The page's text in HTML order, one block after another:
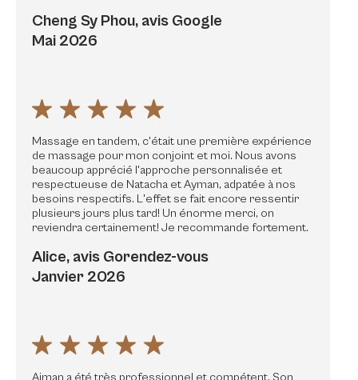
Cheng Sy Phou, avis Google
Mai 2026
Massage en tandem, c'était une première expérience
de massage pour mon conjoint et moi. Nous avons
beaucoup apprécié l'approche personnalisée et
respectueuse de Natacha et Ayman, adpatée à nos
besoins respectifs. L'effet se fait encore ressentir
plusieurs jours plus tard! Un énorme merci, on
reviendra certainement! Je recommande fortement.
Alice, avis Gorendez-vous
Janvier 2026
Aiman a été très professionnel et compétent. Son